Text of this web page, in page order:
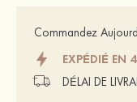
Commandez
EXPÉDIÉ EN
DÉLAI DE